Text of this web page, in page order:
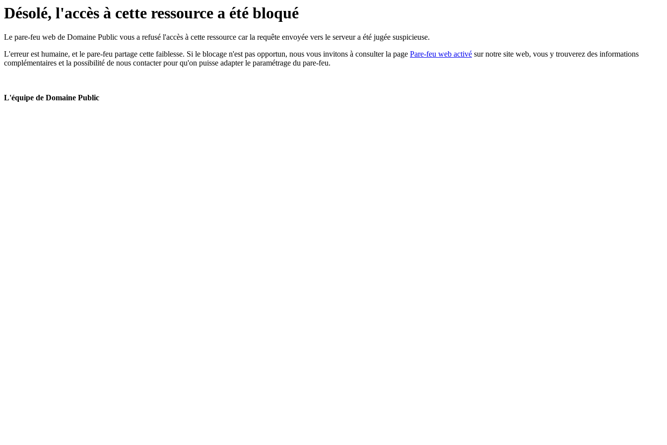
Désolé, l'accès à cette ressource a été bloqué
Le pare-feu web de Domaine Public vous a refusé l'accès à cette ressource car la requête envoyée vers le serveur a été jugée suspicieuse.
L'erreur est humaine, et le pare-feu partage cette faiblesse. Si le blocage n'est pas opportun, nous vous invitons à consulter la page Pare-feu web activé sur notre site web, vous y trouverez des informations
complémentaires et la possibilité de nous contacter pour qu'on puisse adapter le paramétrage du pare-feu.
L'équipe de Domaine Public